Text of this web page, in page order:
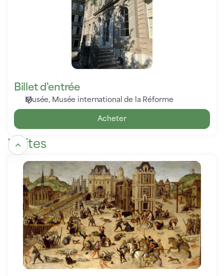
Billet d'entrée
Musée Musée international de la Réforme
Acheter
Visites
Visite
guidée
massacre
Saint-
Barthélémy